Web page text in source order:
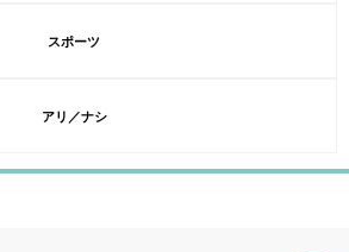
スポーツ
アリ／ナシ